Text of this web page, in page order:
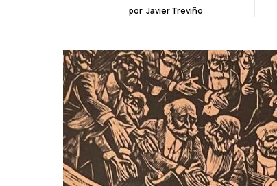
por Javier Treviño